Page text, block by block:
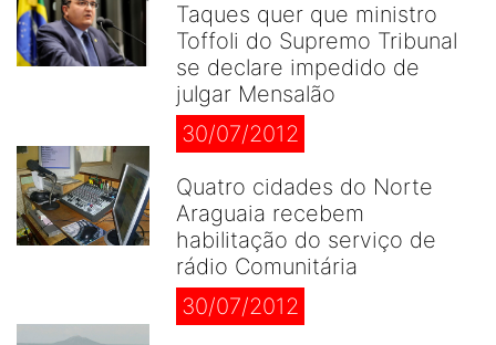
Taques quer que ministro
Toffoli do Supremo Tribunal
se declare impedido de
julgar Mensalão
30/07/2012
Quatro cidades do Norte
Araguaia recebem
habilitação do serviço de
rádio Comunitária
30/07/2012